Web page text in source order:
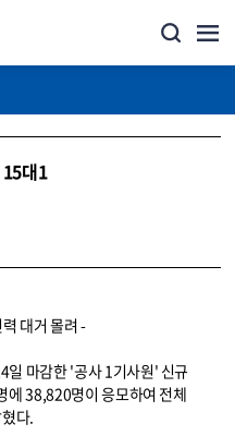
대1
대거 몰려 -
일 마감한 '공사 1기사원' 신규
에 38,820명이 응모하여 전체
다.